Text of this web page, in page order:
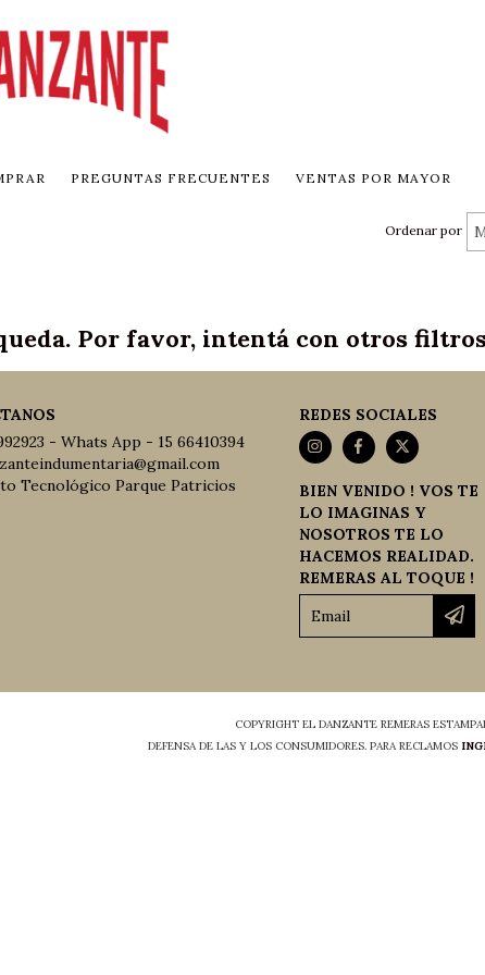
PREGUNTAS FRECUENTES VENTAS POR MAYOR
Ordenar por
Por favor, intentá con otros
- Whats App - 15 66410394
Tecnológico Parque Patricios
REDES SOCIALES
BIEN VENIDO ! VOS TE
LO IMAGINAS Y
NOSOTROS TE LO
HACEMOS REALIDAD.
REMERAS AL TOQUE !
COPYRIGHT EL DANZANTE REMERAS
DEFENSA DE LAS Y LOS CONSUMIDORES. PARA RECLAMOS